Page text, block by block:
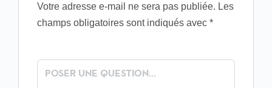
Votre adresse e-mail ne sera pas publiée. Les
champs obligatoires sont indiqués avec *